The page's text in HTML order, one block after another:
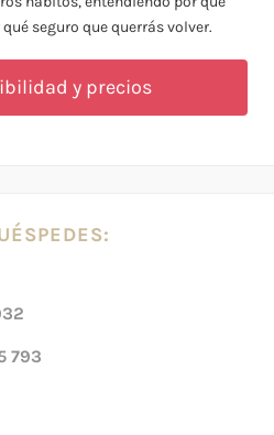
seguro que querrás volver.
y precios
793